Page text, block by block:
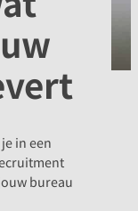
in een
bureau